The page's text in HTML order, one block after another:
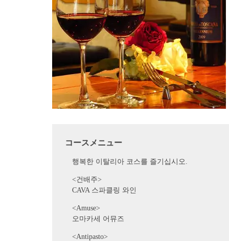
コースメニュー
행복한 이탈리아 코스를 즐기십시오.
<건배주>
CAVA 스파클링 와인
<Amuse>
오마카세 어뮤즈
<Antipasto>